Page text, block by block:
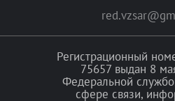
Регистрационный
75657 выдан 8
Федеральной
сфере связи,